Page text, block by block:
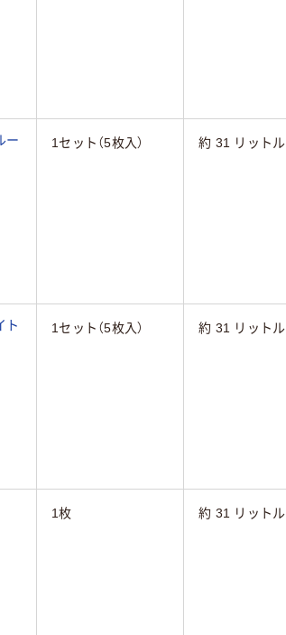
ー
1セット（5枚入） 約 31 リットル
ト
1セット（5枚入） 約 31 リットル
1枚 約 31 リットル